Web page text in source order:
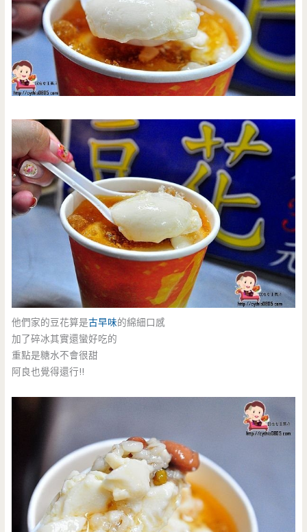
他們家的豆花算是古早味的綿細口感
加了碎冰其實還蠻好吃的
重點是糖水不會很甜
阿良也覺得還行!!